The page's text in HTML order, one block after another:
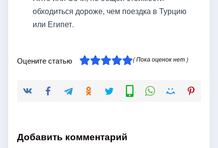
обходиться дороже, чем поездка в Турцию
или Египет.
Оцените статью ( Пока оценок нет )
Добавить комментарий